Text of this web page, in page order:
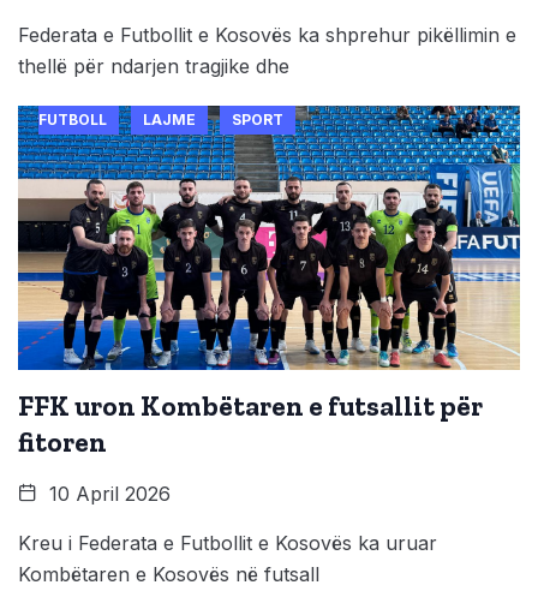
Federata e Futbollit e Kosovës ka shprehur pikëllimin e
thellë për ndarjen tragjike dhe
FUTBOLL LAJME SPORT
FFK uron Kombëtaren e futsallit për
fitoren
10 April 2026
Kreu i Federata e Futbollit e Kosovës ka uruar
Kombëtaren e Kosovës në futsall